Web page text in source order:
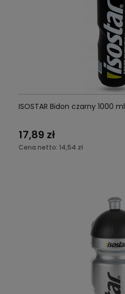
ISOSTAR Bidon czarny 1000 ml
17,89 zł
Cena netto: 14,54 zł